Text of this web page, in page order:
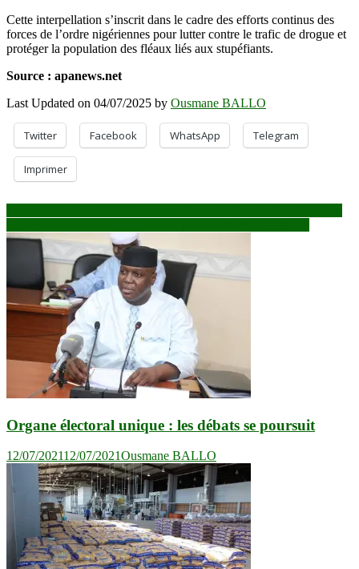
Cette interpellation s’inscrit dans le cadre des efforts continus des
forces de l’ordre nigériennes pour lutter contre le trafic de drogue et
protéger la population des fléaux liés aux stupéfiants.
Source : apanews.net
Last Updated on 04/07/2025 by Ousmane BALLO
Twitter Facebook WhatsApp Telegram
Imprimer
Navigation
de
l’article
Organe électoral unique : les débats se poursuit
12/07/202112/07/2021Ousmane BALLO